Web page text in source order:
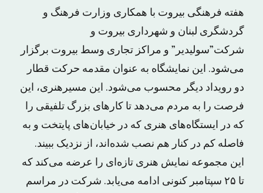
هفته فرهنگی بیروت با همکاری وزارت فرهنگ و
گردشگری لبنان و شهرداری بیروت و
شرکت”سولیدیر” و مراکز تجاری وسط بیروت برگزار
می‌شود. این نمایشگاه به عنوان مقدمه حرکت قطار
دو رویداد دیگر محسوب می‌شود. این مسیرهنری، این
فرصت را به مردم می‌دهد تا کارهای بزرگ تلفیقی را
که در ایستگاه‌های هنری که در خیابان‌های پایتخت و به
فاصله کم در کنار هم نصب شده‌اند، از نزدیک ببیند.
این مجموعه نمایش هنری تازه‌ای را عرضه می‌کند که
تا ۲۵ سپتامبر کنونی ادامه می‌یابد. شرکت در مراسم